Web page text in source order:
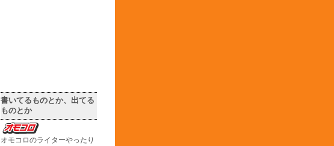
書いてるものとか、出てる
ものとか
オモコロのライターやったり